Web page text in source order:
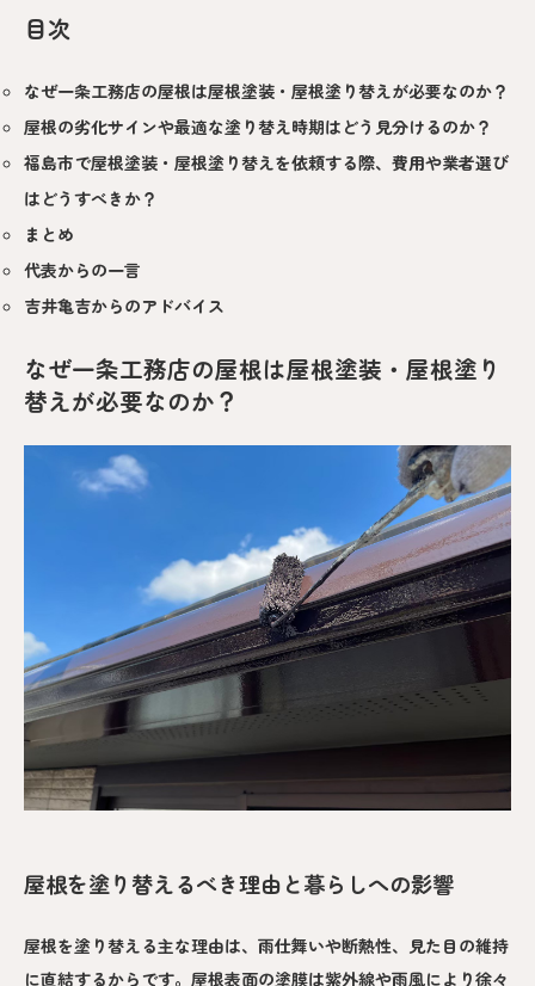
目次
なぜ一条工務店の屋根は屋根塗装・屋根塗り替えが必要なのか？
屋根の劣化サインや最適な塗り替え時期はどう見分けるのか？
福島市で屋根塗装・屋根塗り替えを依頼する際、費用や業者選び
はどうすべきか？
まとめ
代表からの一言
吉井亀吉からのアドバイス
なぜ一条工務店の屋根は屋根塗装・屋根塗り
替えが必要なのか？
屋根を塗り替えるべき理由と暮らしへの影響
屋根を塗り替える主な理由は、雨仕舞いや断熱性、見た目の維持
に直結するからです。屋根表面の塗膜は紫外線や雨風により徐々